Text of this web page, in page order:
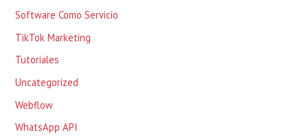
Software Como Servicio
TikTok Marketing
Tutoriales
Uncategorized
Webflow
WhatsApp API